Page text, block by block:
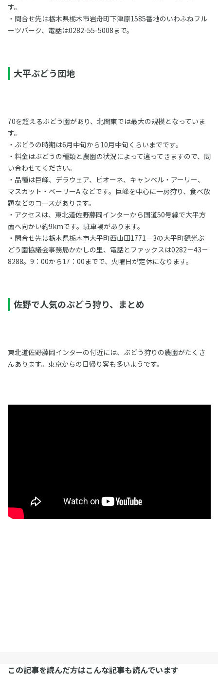
す。
・問合せ先は栃木県栃木市岩舟町下津原1585番地のいわふねフル
ーツパーク、電話は0282-55-5008まで。
大平ぶどう団地
70を超えるぶどう園があり、北関東では最大の規模となっていま
す。
・ぶどうの時期は6月中旬から10月中旬くらいまでです。
・料金はぶどうの種類と農園の状況によって違ってきますので、問
い合わせてください。
・品種は巨峰、デラウェア、ピオーネ、キャンベル・アーリー、
マスカット・ベーリーA などです。巨峰を中心に一房狩り、食べ放
題などのコースがあります。
・アクセスは、東北道佐野藤岡インターから国道50号線で大平方
面へ向かい約9kmです。駐車場があります。
・問合せ先は栃木県栃木市大平町西山田1771－3の大平町観光ぶ
どう園協議会事務局かかしの里、電話とファックスは0282－43－
8288。9：00から17：00までで、火曜日が定休になります。
佐野で人気のぶどう狩り、まとめ
東北道佐野藤岡インターの付近には、ぶどう狩りの農園がたくさ
んあります。東京からの日帰り客も多いようです。
この記事を読んだ方はこんな記事も読んでいます